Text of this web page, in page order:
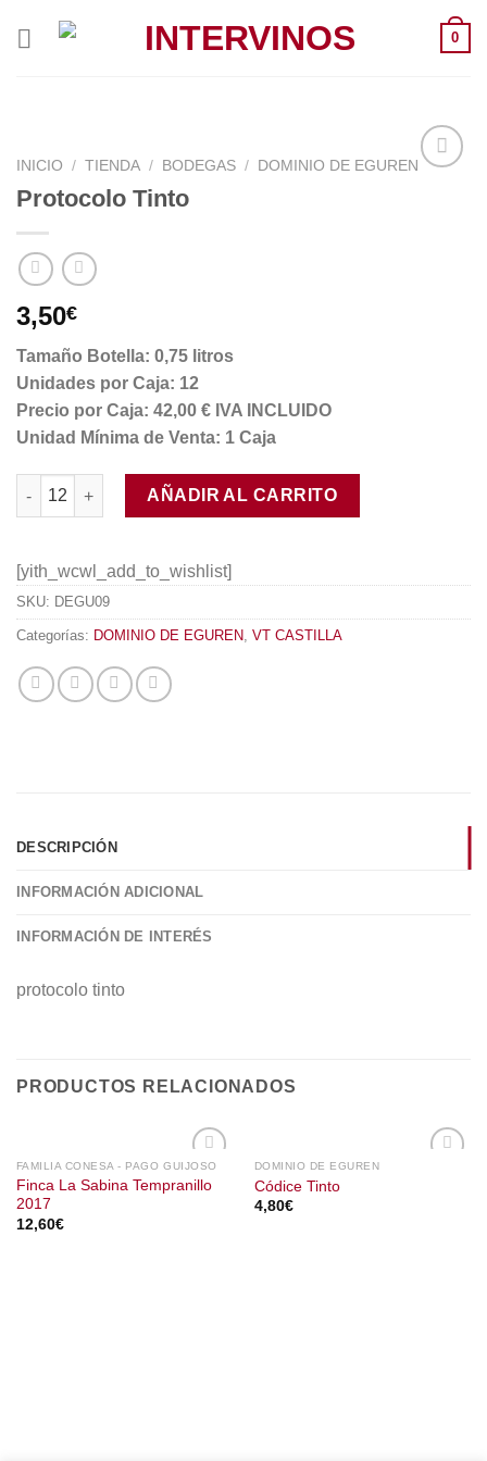
0
INICIO / TIENDA / BODEGAS / DOMINIO DE EGUREN
Protocolo Tinto
3,50€
Tamaño Botella: 0,75 litros
Unidades por Caja: 12
Precio por Caja: 42,00 € IVA INCLUIDO
Unidad Mínima de Venta: 1 Caja
Protocolo Tinto cantidad
AÑADIR AL CARRITO
[yith_wcwl_add_to_wishlist]
SKU: DEGU09
Categorías: DOMINIO DE EGUREN, VT CASTILLA
DESCRIPCIÓN
INFORMACIÓN ADICIONAL
INFORMACIÓN DE INTERÉS
protocolo tinto
PRODUCTOS RELACIONADOS
FAMILIA CONESA - PAGO GUIJOSO
Finca La Sabina Tempranillo
2017
12,60€
DOMINIO DE EGUREN
Códice Tinto
4,80€